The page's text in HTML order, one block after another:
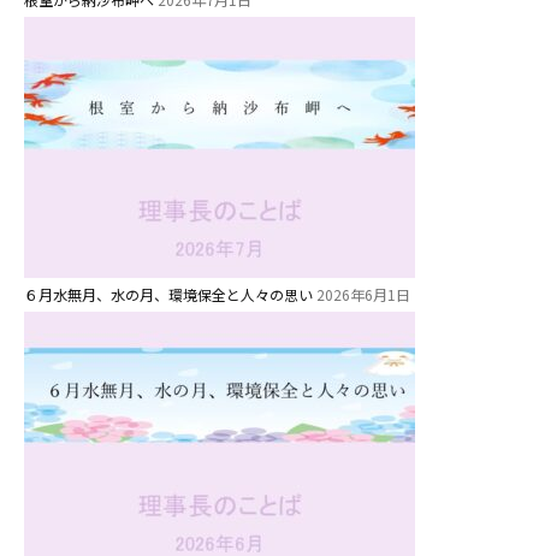
６月水無月、水の月、環境保全と人々の思い 2026年6月1日